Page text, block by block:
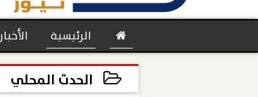
الرئيسية الأخبار
الحدث المحلي